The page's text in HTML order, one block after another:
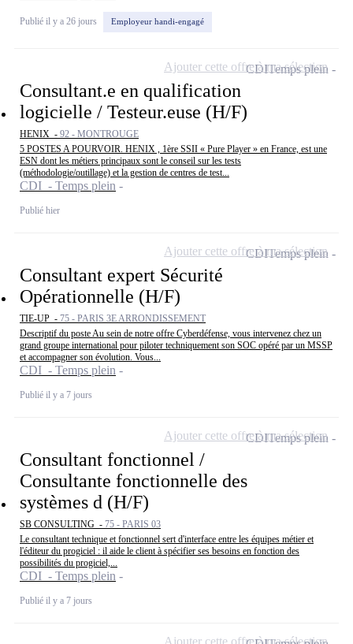
Publié il y a 26 jours Employeur handi-engagé
Consultant.e en qualification
logicielle / Testeur.euse (H/F)
HENIX - 92 - MONTROUGE
5 POSTES A POURVOIR. HENIX , 1ère SSII « Pure Player » en France, est une
ESN dont les métiers principaux sont le conseil sur les tests
(méthodologie/outillage) et la gestion de centres de test...
CDI - Temps plein
Publié hier
CDITemps plein
Ajouter cette offre à ma sélection
Consultant expert Sécurité
Opérationnelle (H/F)
TIE-UP - 75 - PARIS 3E ARRONDISSEMENT
Descriptif du poste Au sein de notre offre Cyberdéfense, vous intervenez chez un
grand groupe international pour piloter techniquement son SOC opéré par un MSSP
et accompagner son évolution. Vous...
CDI - Temps plein
Publié il y a 7 jours
CDITemps plein
Ajouter cette offre à ma sélection
Consultant fonctionnel /
Consultante fonctionnelle des
systèmes d (H/F)
SB CONSULTING - 75 - PARIS 03
Le consultant technique et fonctionnel sert d'interface entre les équipes métier et
l'éditeur du progiciel : il aide le client à spécifier ses besoins en fonction des
possibilités du progiciel,...
CDI - Temps plein
Publié il y a 7 jours
CDITemps plein
Ajouter cette offre à ma sélection
Ajouter cette offre à ma sélection